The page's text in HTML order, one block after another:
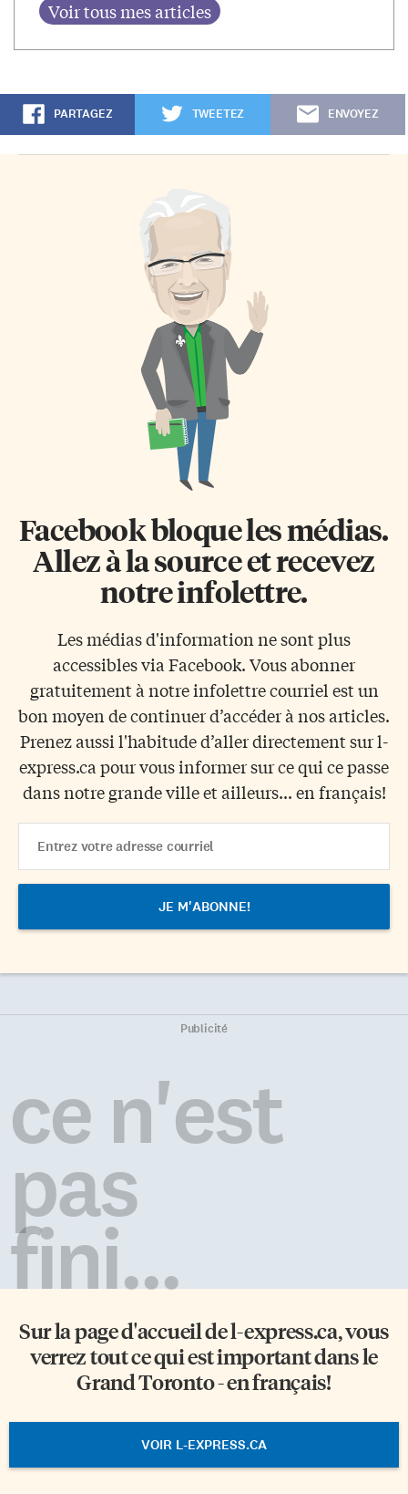
PARTAGEZ TWEETEZ ENVOYEZ
Facebook bloque les médias.
Allez à la source et recevez
notre infolettre.
Les médias d'information ne sont plus
accessibles via Facebook. Vous abonner
gratuitement à notre infolettre courriel est un
bon moyen de continuer d’accéder à nos articles.
Prenez aussi l'habitude d’aller directement sur l-
express.ca pour vous informer sur ce qui ce passe
dans notre grande ville et ailleurs... en français!
Address
Publicité
ce n'est
pas
fini...
Sur la page d'accueil del-express.ca, vous
verrez tout ce qui est important dans le
Grand Toronto - en français!
VOIR L-EXPRESS.CA